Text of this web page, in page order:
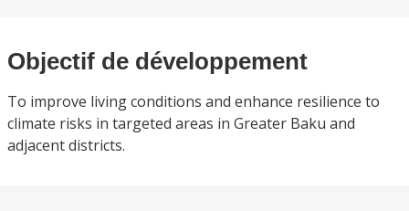
Objectif de développement
To improve living conditions and enhance resilience to
climate risks in targeted areas in Greater Baku and
adjacent districts.